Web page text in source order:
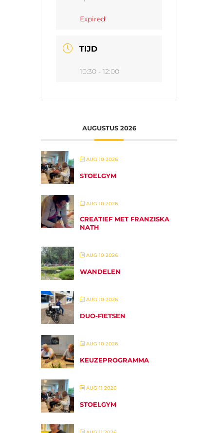
Expired!
TIJD
10:30 - 12:00
AUGUSTUS 2026
AUG 10 2026
STOELGYM
AUG 10 2026
CREATIEF MET FRANZISKA
NATH
AUG 10 2026
WANDELEN
AUG 10 2026
DUO-FIETSEN
AUG 10 2026
KEUZEPROGRAMMA
AUG 11 2026
STOELGYM